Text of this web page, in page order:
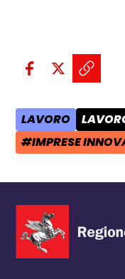
Condividi sui social:
Condividi
AREA TEMATICA:
LAVORO
TAG:
#IMPRESE